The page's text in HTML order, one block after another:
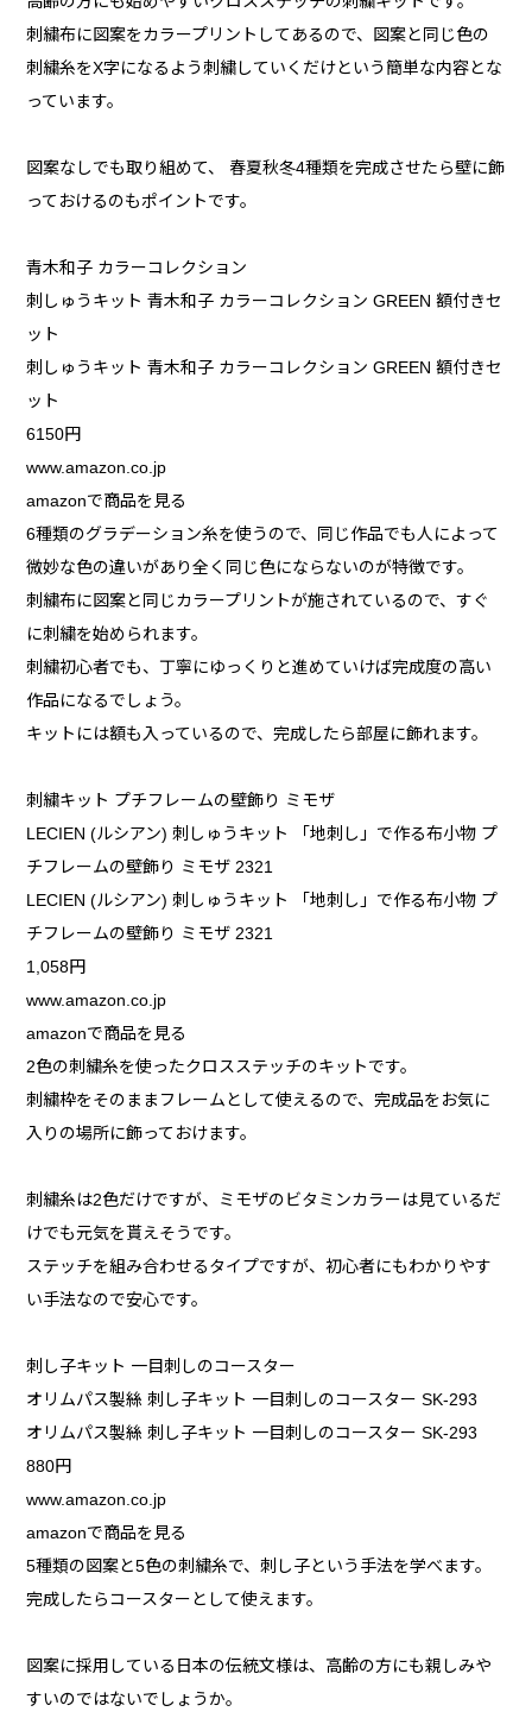
刺繍布に図案をカラープリントしてあるので、図案と同じ色の
刺繍糸をX字になるよう刺繍していくだけという簡単な内容とな
っています。
図案なしでも取り組めて、 春夏秋冬4種類を完成させたら壁に飾
っておけるのもポイントです。
青木和子 カラーコレクション
刺しゅうキット 青木和子 カラーコレクション GREEN 額付きセ
ット
刺しゅうキット 青木和子 カラーコレクション GREEN 額付きセ
ット
6150円
www.amazon.co.jp
amazonで商品を見る
6種類のグラデーション糸を使うので、同じ作品でも人によって
微妙な色の違いがあり全く同じ色にならないのが特徴です。
刺繍布に図案と同じカラープリントが施されているので、すぐ
に刺繍を始められます。
刺繍初心者でも、丁寧にゆっくりと進めていけば完成度の高い
作品になるでしょう。
キットには額も入っているので、完成したら部屋に飾れます。
刺繍キット プチフレームの壁飾り ミモザ
LECIEN (ルシアン) 刺しゅうキット 「地刺し」で作る布小物 プ
チフレームの壁飾り ミモザ 2321
LECIEN (ルシアン) 刺しゅうキット 「地刺し」で作る布小物 プ
チフレームの壁飾り ミモザ 2321
1,058円
www.amazon.co.jp
amazonで商品を見る
2色の刺繍糸を使ったクロスステッチのキットです。
刺繍枠をそのままフレームとして使えるので、完成品をお気に
入りの場所に飾っておけます。
刺繍糸は2色だけですが、ミモザのビタミンカラーは見ているだ
けでも元気を貰えそうです。
ステッチを組み合わせるタイプですが、初心者にもわかりやす
い手法なので安心です。
刺し子キット 一目刺しのコースター
オリムパス製絲 刺し子キット 一目刺しのコースター SK-293
オリムパス製絲 刺し子キット 一目刺しのコースター SK-293
880円
www.amazon.co.jp
amazonで商品を見る
5種類の図案と5色の刺繍糸で、刺し子という手法を学べます。
完成したらコースターとして使えます。
図案に採用している日本の伝統文様は、高齢の方にも親しみや
すいのではないでしょうか。